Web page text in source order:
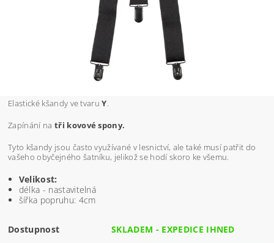
Elastické kšandy ve tvaruY.
Zapínání na tři kovové spony.
Tyto kšandy jsou často využívané v lesnictví, ale také musí patřit do
vašeho obyčejného šatníku, jelikož se hodí skoro ke všemu.
Velikost:
délka - nastavitelná
šířka popruhu: 4cm
Dostupnost SKLADEM - EXPEDICE IHNED